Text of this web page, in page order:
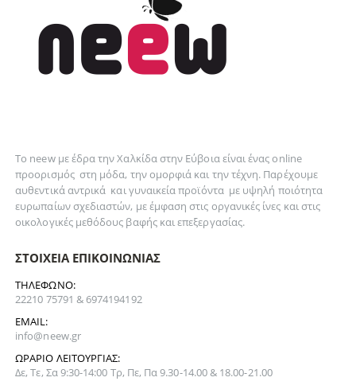
Το neew με έδρα την Xαλκίδα στην Εύβοια είναι ένας online
προορισμός στη μόδα, τηνομορφιά και τηντέχνη. Παρέχουμε
αυθεντικάαντρικά καιγυναικείαπροϊόντα με υψηλή ποιότητα
ευρωπαίων σχεδιαστών, με έμφαση στις οργανικές ίνες και στις
οικολογικές μεθόδους βαφής και επεξεργασίας.
ΣΤΟΙΧΕΊΑ ΕΠΙΚΟΙΝΩΝΊΑΣ
ΤΗΛΈΦΩΝΟ:
22210 75791 & 6974194192
EMAIL:
info@neew.gr
ΩΡΆΡΙΟ ΛΕΙΤΟΥΡΓΊΑΣ:
Δε, Τε, Σα 9:30-14:00 Τρ, Πε, Πα 9.30-14.00 & 18.00-21.00